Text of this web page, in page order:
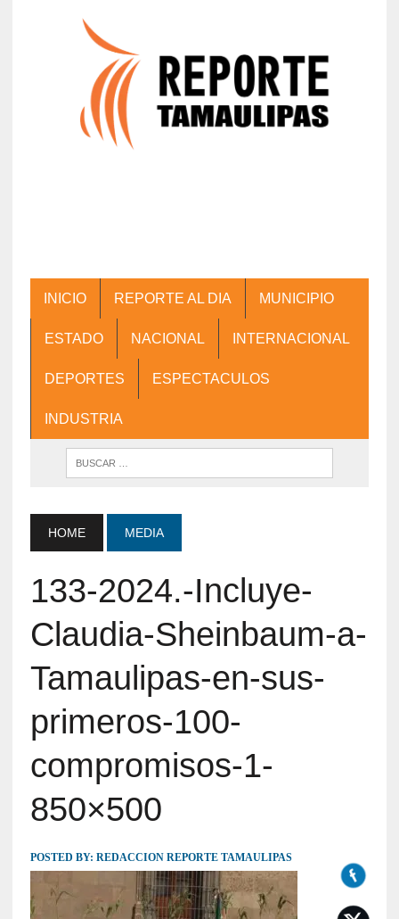
INICIO REPORTE AL DIA MUNICIPIO
ESTADO NACIONAL INTERNACIONAL
DEPORTES ESPECTACULOS
INDUSTRIA
HOME MEDIA
133-2024.-Incluye-
Claudia-Sheinbaum-a-
Tamaulipas-en-sus-
primeros-100-
compromisos-1-
850×500
POSTED BY: REDACCION REPORTE TAMAULIPAS